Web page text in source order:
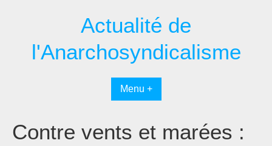
Actualité de
l'Anarchosyndicalisme
Menu +
Contre vents et marées :